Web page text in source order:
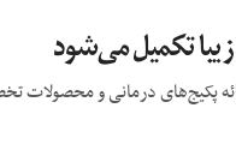
تکمیل می‌شود
پکیج‌های درمانی و محصولات